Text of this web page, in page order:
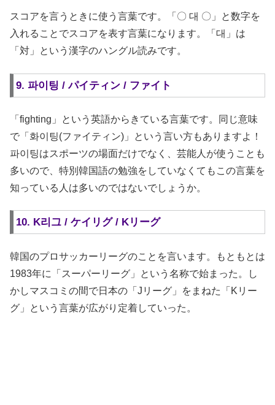
スコアを言うときに使う言葉です。「〇 대 〇」と数字を
入れることでスコアを表す言葉になります。「대」は
「対」という漢字のハングル読みです。
9. 파이팅 / パイティン / ファイト
「fighting」という英語からきている言葉です。同じ意味
で「화이팅(ファイティン)」という言い方もありますよ！
파이팅はスポーツの場面だけでなく、芸能人が使うことも
多いので、特別韓国語の勉強をしていなくてもこの言葉を
知っている人は多いのではないでしょうか。
10. K리그 / ケイリグ / Kリーグ
韓国のプロサッカーリーグのことを言います。もともとは
1983年に「スーパーリーグ」という名称で始まった。し
かしマスコミの間で日本の「Jリーグ」をまねた「Kリー
グ」という言葉が広がり定着していった。